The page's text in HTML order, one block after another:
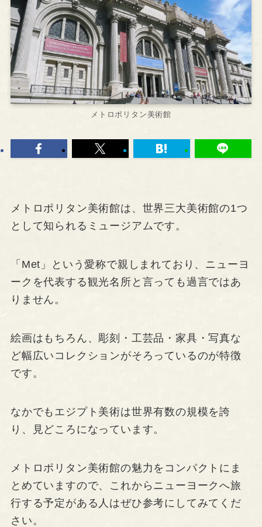
メトロポリタン美術館
メトロポリタン美術館は、世界三大美術館の1つ
として知られるミュージアムです。
「Met」という愛称で親しまれており、ニューヨ
ークを代表する観光名所と言っても過言ではあ
りません。
絵画はもちろん、彫刻・工芸品・家具・写真な
ど幅広いコレクションがそろっているのが特徴
です。
なかでもエジプト美術は世界有数の規模を誇
り、見どころになっています。
メトロポリタン美術館の魅力をコンパクトにま
とめていますので、これからニューヨークへ旅
行する予定がある人はぜひ参考にしてみてくだ
さい。